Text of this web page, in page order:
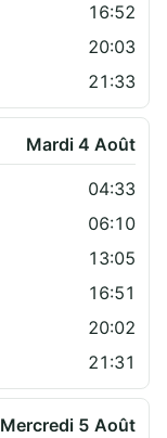
16:52
20:03
21:33
Mardi 4 Août
04:33
06:10
13:05
16:51
20:02
21:31
Mercredi 5 Août